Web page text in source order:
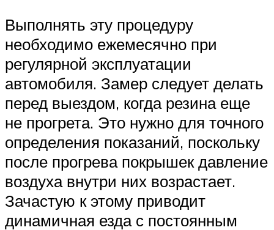
Выполнять эту процедуру
необходимо ежемесячно при
регулярной эксплуатации
автомобиля. Замер следует делать
перед выездом, когда резина еще
не прогрета. Это нужно для точного
определения показаний, поскольку
после прогрева покрышек давление
воздуха внутри них возрастает.
Зачастую к этому приводит
динамичная езда с постоянным